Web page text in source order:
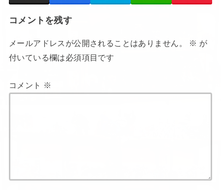
コメントを残す
メールアドレスが公開されることはありません。 ※ が
付いている欄は必須項目です
コメント ※